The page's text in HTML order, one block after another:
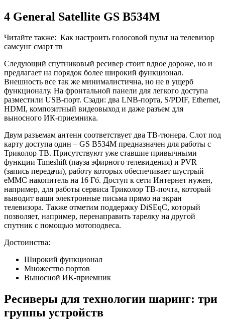
4 General Satellite GS B534M
Читайте также: Как настроить голосовой пульт на телевизор
самсунг смарт тв
Следующий спутниковый ресивер стоит вдвое дороже, но и
предлагает на порядок более широкий функционал.
Внешность все так же минималистична, но не в ущерб
функционалу. На фронтальной панели для легкого доступа
разместили USB-порт. Сзади: два LNB-порта, S/PDIF, Ethernet,
HDMI, композитный видеовыход и даже разъем для
выносного ИК-приемника.
Двум разъемам антенн соответствует два ТВ-тюнера. Слот под
карту доступа один – GS B534M предназначен для работы с
Триколор ТВ. Присутствуют уже ставшие привычными
функции Timeshift (пауза эфирного телевидения) и PVR
(запись передачи), работу которых обеспечивает шустрый
eMMC накопитель на 16 Гб. Доступ к сети Интернет нужен,
например, для работы сервиса Триколор ТВ-почта, который
выводит ваши электронные письма прямо на экран
телевизора. Также отметим поддержку DiSEqC, который
позволяет, например, перенаправить тарелку на другой
спутник с помощью мотоподвеса.
Достоинства:
Широкий функционал
Множество портов
Выносной ИК-приемник
Ресиверы для технологии шаринг: три
группы устройств